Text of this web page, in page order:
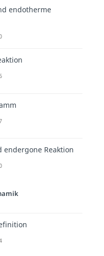
Intro
Inhalte aus dem
endotherme
endergone Reaktion